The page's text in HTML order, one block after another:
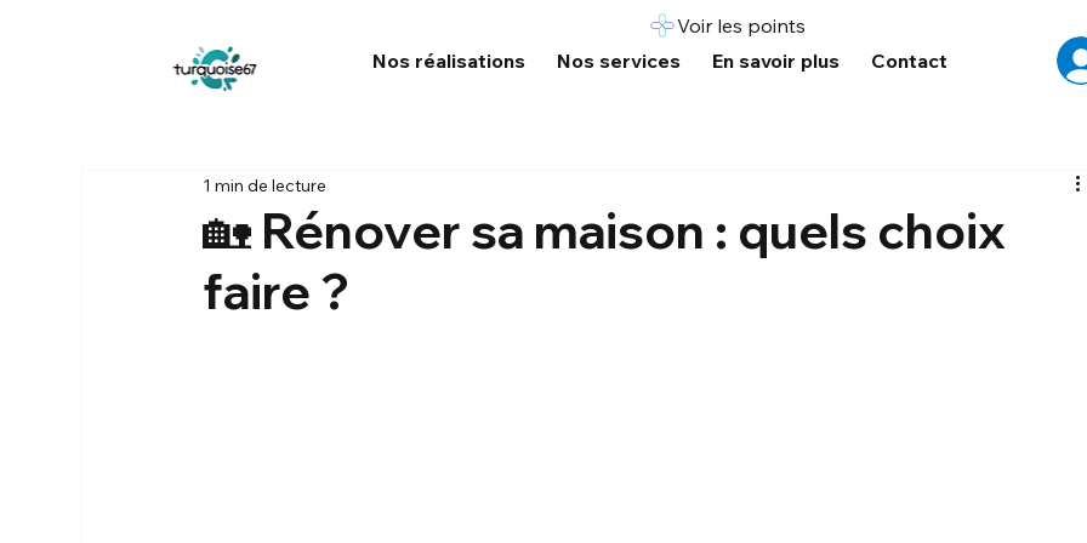
Nos réalisations Nos services En savoir plus Contact
Voir les points
🏡 Rénover sa maison : quels choix
faire ?
1 min de lecture